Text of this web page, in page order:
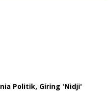
Politik, Giring 'Nidji'